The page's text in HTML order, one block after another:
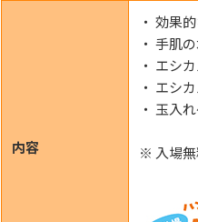
内容
・ 効果
・ 手肌
・ エシ
・ エシ
・ 玉入
※ 入場無